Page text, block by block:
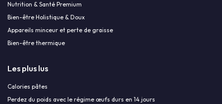
Nutrition & Santé Premium
Bien-être Holistique & Doux
Appareils minceur et perte de graisse
Bien-être thermique
Les plus lus
Calories pâtes
Perdez du poids avec le régime œufs durs en 14 jours